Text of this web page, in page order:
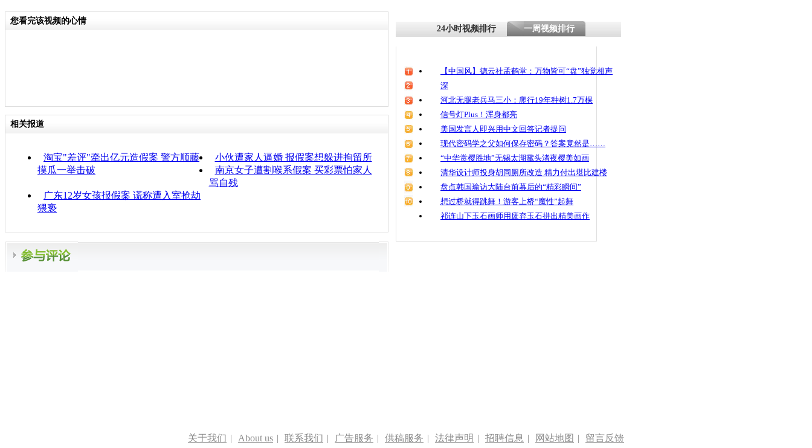
您看完该视频的心情
相关报道
淘宝"差评"牵出亿元造假案 警方顺藤
摸瓜一举击破
小伙遭家人逼婚 报假案想躲进拘留所
南京女子遭割喉系假案 买彩票怕家人
骂自残
广东12岁女孩报假案 谎称遭入室抢劫
猥亵
24小时视频排行 一周视频排行
【中国风】德云社孟鹤堂：万物皆可“盘”独觉相声
深
河北无腿老兵马三小：爬行19年种树1.7万棵
信号灯Plus！浑身都亮
美国发言人即兴用中文回答记者提问
现代密码学之父如何保存密码？答案竟然是……
“中华赏樱胜地”无锡太湖鼋头渚夜樱美如画
清华设计师投身胡同厕所改造 精力付出堪比建楼
盘点韩国瑜访大陆台前幕后的“精彩瞬间”
想过桥就得跳舞！游客上桥“魔性”起舞
祁连山下玉石画师用废弃玉石拼出精美画作
关于我们 | About us | 联系我们 | 广告服务 | 供稿服务 | 法律声明 | 招聘信息 | 网站地图 | 留言反馈